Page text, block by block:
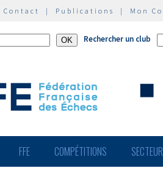
Contact | Publications | Mon
Rechercher un club
FFE COMPÉTITIONS